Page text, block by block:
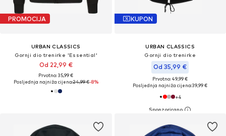
PROMOCIJA
URBAN CLASSICS
Gornji dio trenirke 'Essential'
Od 22,99 €
Prvotno: 35,99 €
Posljednja najniža cijena:24,99 €-8%
KUPON
URBAN CLASSICS
Gornji dio trenirke
Od 35,99 €
Prvotno: 49,99 €
Posljednja najniža cijena:39,99 €
+4